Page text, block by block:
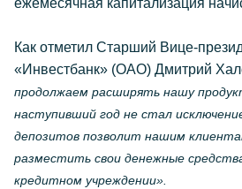
ежемесячная капитализация
Как отметил Старший Вице-
«Инвестбанк» (ОАО) Дмитрий
продолжаем расширять нашу
наступивший год не стал
депозитов позволит нашим
разместить свои денежные
кредитном учреждении».